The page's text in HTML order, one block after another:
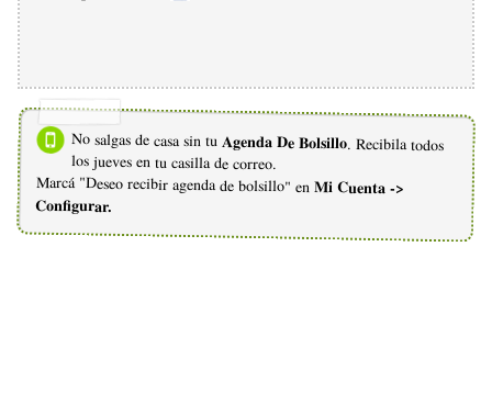
No salgas de casa sin tu Agenda De Bolsillo. Recibila todos
los jueves en tu casilla de correo.
Marcá "Deseo recibir agenda de bolsillo" en Mi Cuenta ->
Configurar.